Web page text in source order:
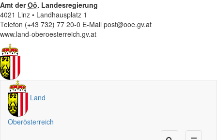
Amt derOö. Landesregierung
4021 Linz • Landhausplatz 1
Telefon (+43 732) 77 20-0 E-Mail post@ooe.gv.at
www.land-oberoesterreich.gv.at
Land
Oberösterreich